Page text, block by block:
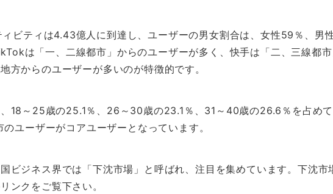
ビティは4.43億人に到達し、ユーザーの男女割合は、女性59％、男
は「一、二線都市」からのユーザーが多く、快手は「二、三線都
方からのユーザーが多いのが特徴的です。
18～25歳の25.1％、26～30歳の23.1％、31～40歳の26.6％を占めて
ユーザーがコアユーザーとなっています。
ビジネス界では「下沈市場」と呼ばれ、注目を集めています。下沈市
ンクをご覧下さい。